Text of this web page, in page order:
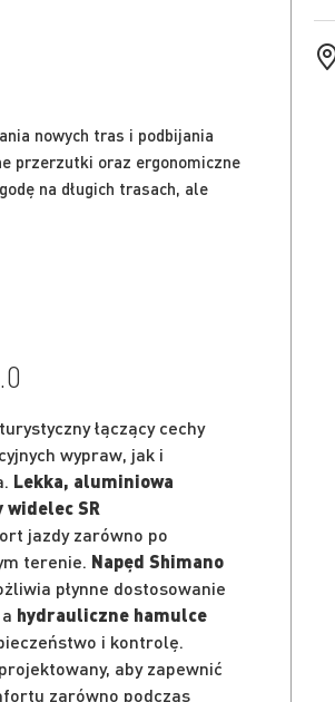
nowych tras i podbijania
przerzutki oraz ergonomiczne
na długich trasach, ale
łączący cechy
wypraw, jak i
Lekka, aluminiowa
SR
jazdy zarówno po
terenie. Napęd Shimano
płynne dostosowanie
hydrauliczne hamulce
i kontrolę.
aby zapewnić
zarówno podczas